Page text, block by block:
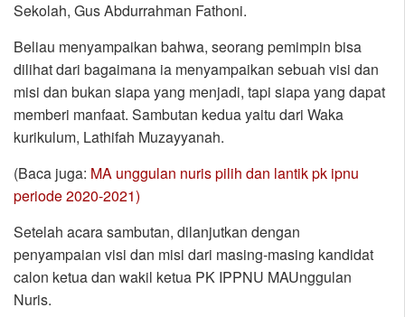
Sekolah, Gus Abdurrahman Fathoni.
Beliau menyampaikan bahwa, seorang pemimpin bisa
dilihat dari bagaimana ia menyampaikan sebuah visi dan
misi dan bukan siapa yang menjadi, tapi siapa yang dapat
memberi manfaat. Sambutan kedua yaitu dari Waka
kurikulum, Lathifah Muzayyanah.
(Baca juga: MA unggulan nuris pilih dan lantik pk ipnu
periode 2020-2021)
Setelah acara sambutan, dilanjutkan dengan
penyampaian visi dan misi dari masing-masing kandidat
calon ketua dan wakil ketua PK IPPNU MAUnggulan
Nuris.